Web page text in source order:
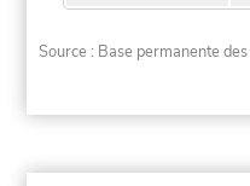
Source : Base permanente